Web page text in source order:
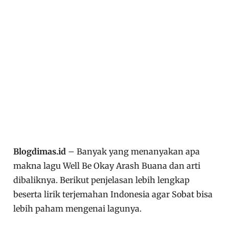
Blogdimas.id – Banyak yang menanyakan apa
makna lagu Well Be Okay Arash Buana dan arti
dibaliknya. Berikut penjelasan lebih lengkap
beserta lirik terjemahan Indonesia agar Sobat bisa
lebih paham mengenai lagunya.